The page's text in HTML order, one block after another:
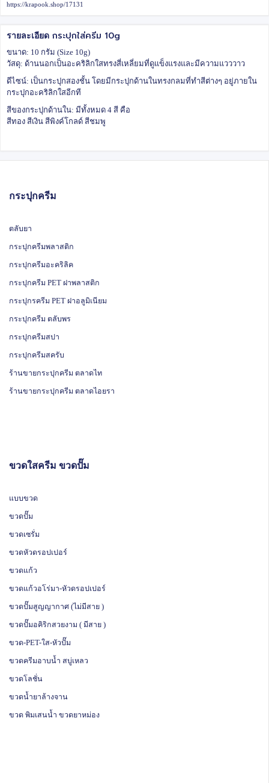
https://krapook.shop/17131
รายละเอียด กระปุกใส่ครีม 10g
ขนาด: 10 กรัม (Size 10g)
วัสดุ: ด้านนอกเป็นอะคริลิกใสทรงสี่เหลี่ยมที่ดูแข็งแรงและมีความแวววาว
ดีไซน์: เป็นกระปุกสองชั้น โดยมีกระปุกด้านในทรงกลมที่ทำสีต่างๆ อยู่ภายใน
กระปุกอะคริลิกใสอีกที
สีของกระปุกด้านใน: มีทั้งหมด 4 สี คือ
สีทอง สีเงิน สีพิงค์โกลด์ สีชมพู
กระปุกครีม
ตลับยา
กระปุกครีมพลาสติก
กระปุกครีมอะคริลิค
กระปุกครีม PET ฝาพลาสติก
กระปุกรครีม PET ฝาอลูมิเนียม
กระปุกครีม ตลับพร
กระปุกครีมสปา
กระปุกครีมสครับ
ร้านขายกระปุกครีม ตลาดไท
ร้านขายกระปุกครีม ตลาดไอยรา
ขวดใสครีม ขวดปั๊ม
แบบขวด
ขวดปั๊ม
ขวดเซรั่ม
ขวดหัวดรอปเปอร์
ขวดแก้ว
ขวดแก้วอโร่มา-หัวดรอปเปอร์
ขวดปั๊มสูญญากาศ (ไม่มีสาย )
ขวดปั๊มอคิริกสวยงาม ( มีสาย )
ขวด-PET-ใส-หัวปั๊ม
ขวดครีมอาบน้ำ สบู่เหลว
ขวดโลชั่น
ขวดน้ำยาล้างจาน
ขวด พิมเสนน้ำ ขวดยาหม่อง